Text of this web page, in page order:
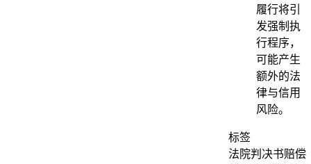
履行将引
发强制执
行程序，
可能产生
额外的法
律与信用
风险。
标签
法院判决书赔偿